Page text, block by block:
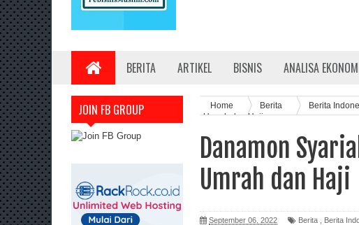
BERITA ARTIKEL BISNIS ANALISA
JOIN FB GROUP Home Berita Berita
Umrah dan Haji
Danamon
Umrah dan Haji
September 06, 2022 Berita Berita